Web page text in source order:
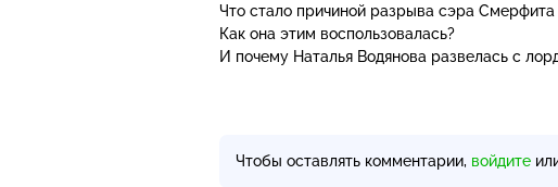
Что стало причиной разрыва сэра Смерфита
Как она этим воспользовалась?
И почему Наталья Водянова развелась с
Чтобы оставлять комментарии, войдите